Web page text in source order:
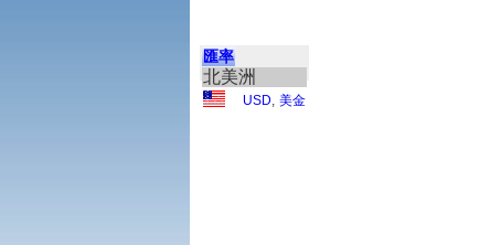
匯率
北美洲
USD 美金